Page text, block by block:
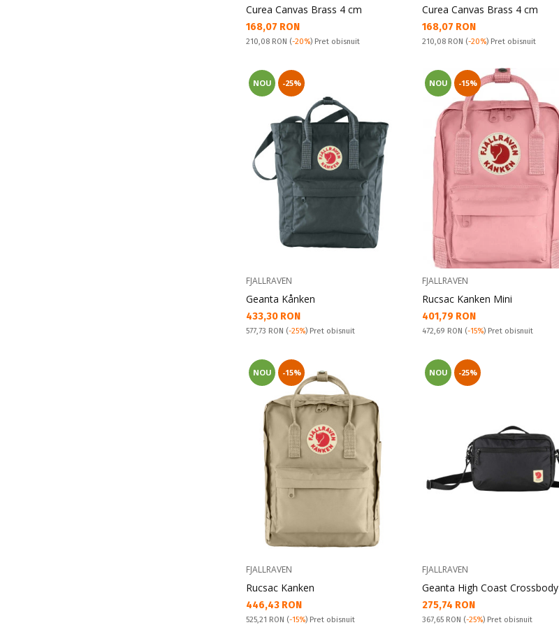
Curea Canvas Brass 4 cm
Текуща цена:
168,07 RON
Pret obisnuit:
210,08 RON (-20%) Pret obisnuit
Curea Canvas Brass 4 cm
Текуща цена:
168,07 RON
Pret obisnuit:
210,08 RON (-20%) Pret obisnuit
NOU -25%
FJALLRAVEN
Geanta Kånken
Текуща цена:
433,30 RON
Pret obisnuit:
577,73 RON (-25%) Pret obisnuit
NOU -15%
FJALLRAVEN
Rucsac Kanken Mini
Текуща цена:
401,79 RON
Pret obisnuit:
472,69 RON (-15%) Pret obisnuit
NOU -15%
FJALLRAVEN
Rucsac Kanken
Текуща цена:
446,43 RON
Pret obisnuit:
525,21 RON (-15%) Pret obisnuit
NOU -25%
FJALLRAVEN
Geanta High Coast Crossbody
Текуща цена:
275,74 RON
Pret obisnuit:
367,65 RON (-25%) Pret obisnuit